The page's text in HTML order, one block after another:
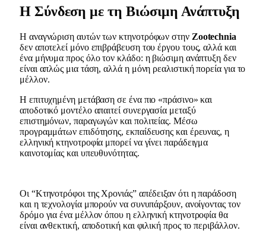
Η Σύνδεση με τη Βιώσιμη Ανάπτυξη
Η αναγνώριση αυτών των κτηνοτρόφων στην Zootechnia
δεν αποτελεί μόνο επιβράβευση του έργου τους, αλλά και
ένα μήνυμα προς όλο τον κλάδο: η βιώσιμη ανάπτυξη δεν
είναι απλώς μια τάση, αλλά η μόνη ρεαλιστική πορεία για το
μέλλον.
Η επιτυχημένη μετάβαση σε ένα πιο «πράσινο» και
αποδοτικό μοντέλο απαιτεί συνεργασία μεταξύ
επιστημόνων, παραγωγών και πολιτείας. Μέσω
προγραμμάτων επιδότησης, εκπαίδευσης και έρευνας, η
ελληνική κτηνοτροφία μπορεί να γίνει παράδειγμα
καινοτομίας και υπευθυνότητας.
Οι “Κτηνοτρόφοι της Χρονιάς” απέδειξαν ότι η παράδοση
και η τεχνολογία μπορούν να συνυπάρξουν, ανοίγοντας τον
δρόμο για ένα μέλλον όπου η ελληνική κτηνοτροφία θα
είναι ανθεκτική, αποδοτική και φιλική προς το περιβάλλον.